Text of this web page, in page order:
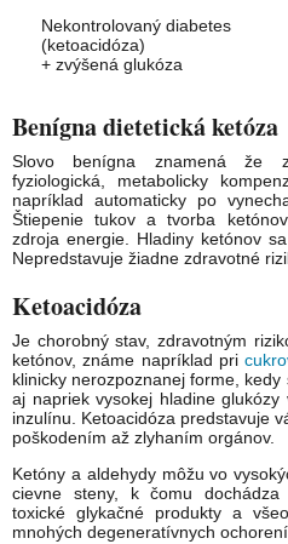
Nekontrolovaný diabetes
(ketoacidóza)
+ zvýšená glukóza
Benígna dietetická ketóza
Slovo benígna znamená že
fyziologická, metabolicky
napríklad automaticky po
Štiepenie tukov a tvorba
zdroja energie. Hladiny ketónov
Nepredstavuje žiadne zdravotné
Ketoacidóza
Je chorobný stav, zdravotným
ketónov, známe napríklad pri
klinicky nerozpoznanej forme,
aj napriek vysokej hladine
inzulínu. Ketoacidóza predstavuje
poškodením až zlyhaním orgánov.
Ketóny a aldehydy môžu vo
cievne steny, k čomu
toxické glykačné produkty a
mnohých degeneratívnych